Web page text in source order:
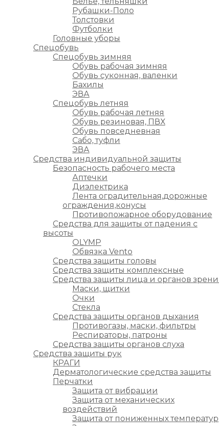
Рубашки-Поло
Толстовки
Футболки
Головные уборы
Спецобувь
Спецобувь зимняя
Обувь рабочая зимняя
Обувь суконная, валенки
Бахилы
ЭВА
Спецобувь летняя
Обувь рабочая летняя
Обувь резиновая, ПВХ
Обувь повседневная
Сабо, туфли
ЭВА
Средства индивидуальной защиты
Безопасность рабочего места
Аптечки
Диэлектрика
Лента оградительная,дорожные
ограждения,конусы
Противопожарное оборудование
Средства для защиты от падения с
высоты
OLYMP
Обвязка Vento
Средства защиты головы
Средства защиты комплексные
Средства защиты лица и органов
Маски, щитки
Очки
Стекла
Средства защиты органов дыхания
Противогазы, маски, фильтры
Респираторы, патроны
Средства защиты органов слуха
Средства защиты рук
КРАГИ
Дерматологические средства защиты
Перчатки
Защита от вибрации
Защита от механических
воздействий
Защита от пониженных температур